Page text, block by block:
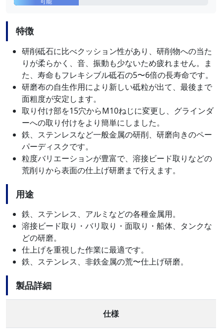
特徴
研削砥石に比べクッション性があり、研削物への当た
りが柔らかく、音、振動も少ないため疲れません。ま
た、寿命もフレキシブル砥石の5〜6倍の長寿命です。
研磨布の自生作用により新しい砥粒が出て、最後まで
面粗度が安定します。
取り付け部を15穴からM10ねじに変更し、グラインダ
ーへの取り付けをより簡単にしました。
鉄、ステンレスなど一般金属の研削、研磨向きのペー
パーディスクです。
粒度バリエーションが豊富で、溶接ビード取りなどの
荒削りから表面の仕上げ研磨まで行えます。
用途
鉄、ステンレス、アルミなどの各種金属用。
溶接ビード取り・バリ取り・面取り・船体、タンクな
どの研磨。
仕上げを重視した作業に最適です。
鉄、ステンレス、非鉄金属の荒〜仕上げ研磨。
製品詳細
仕様